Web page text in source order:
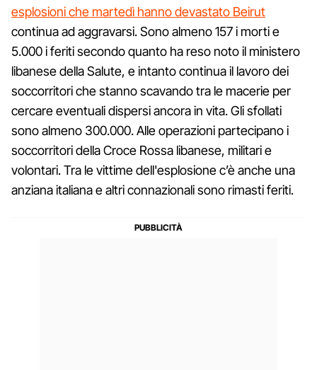
esplosioni che martedì hanno devastato Beirut
continua ad aggravarsi. Sono almeno 157 i morti e
5.000 i feriti secondo quanto ha reso noto il ministero
libanese della Salute, e intanto continua il lavoro dei
soccorritori che stanno scavando tra le macerie per
cercare eventuali dispersi ancora in vita. Gli sfollati
sono almeno 300.000. Alle operazioni partecipano i
soccorritori della Croce Rossa libanese, militari e
volontari. Tra le vittime dell'esplosione c’è anche una
anziana italiana e altri connazionali sono rimasti feriti.